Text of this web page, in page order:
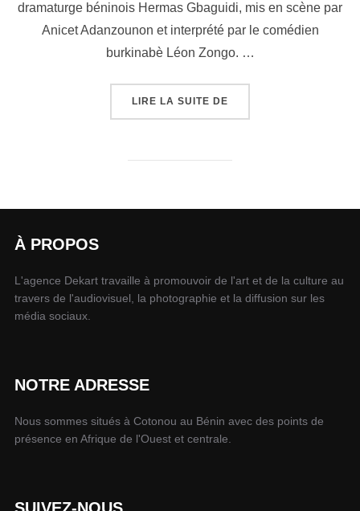
dramaturge béninois Hermas Gbaguidi, mis en scène par
Anicet Adanzounon et interprété par le comédien
burkinabè Léon Zongo. …
LIRE LA SUITE DE
À PROPOS
L'agence Dekart travaille à promouvoir de l'art et de la culture au
travers de l'audiovisuel, la photographie et la diffusion sur les
média sociaux.
NOTRE ADRESSE
Nous sommes situés à Cotonou au Bénin avec des points de
présence en Afrique de l'Ouest et centrale.